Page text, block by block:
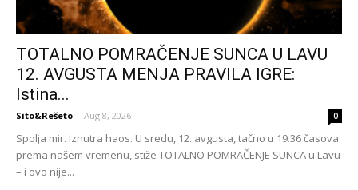
TOTALNO POMRAČENJE SUNCA U LAVU
12. AVGUSTA MENJA PRAVILA IGRE:
Istina...
Sito&Rešeto - Aug 8, 2026 0
Spolja mir. Iznutra haos. U sredu, 12. avgusta, tačno u 19.36 časova
prema našem vremenu, stiže TOTALNO POMRAČENJE SUNCA u Lavu
– i ovo nije...